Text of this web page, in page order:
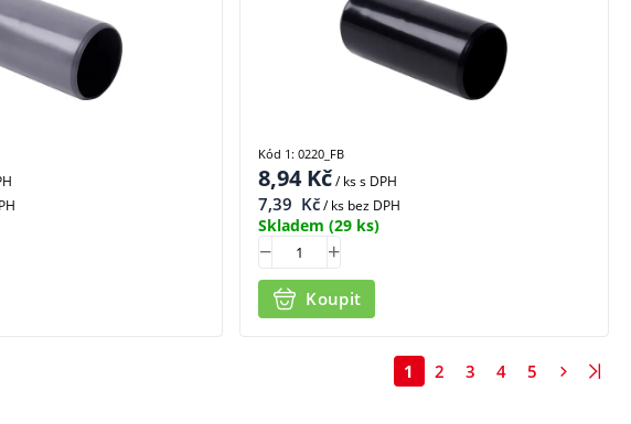
8,94Kč/ kss DPH
7,39 Kč/ ks bez DPH
Skladem (29 ks)
Koupit
Kód 1: 0220_FB
1 2 3 4 5